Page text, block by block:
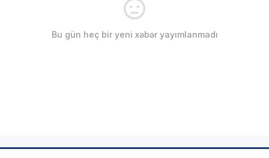
Bu gün heç bir yeni xəbər yayımlanmadı